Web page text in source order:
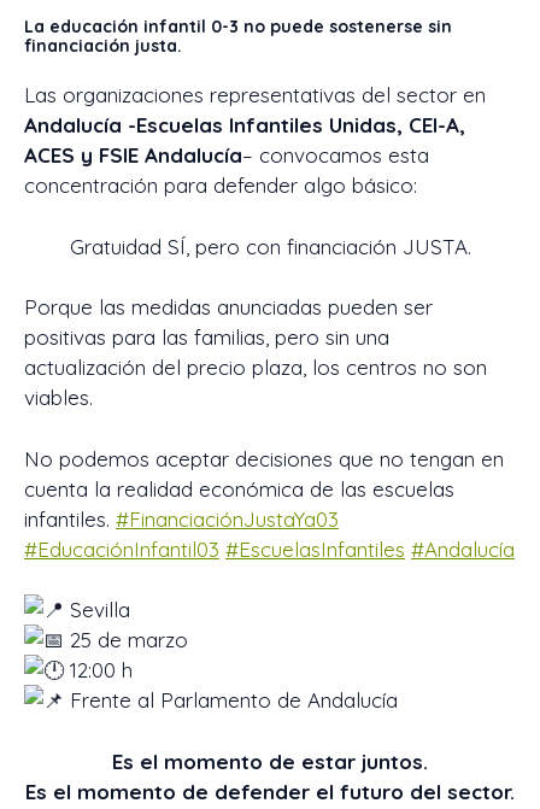
La educación infantil 0-3 no puede sostenerse sin
financiación justa.
Las organizaciones representativas del sector en
Andalucía -Escuelas Infantiles Unidas, CEI-A,
ACES y FSIE Andalucía– convocamos esta
concentración para defender algo básico:
Gratuidad SÍ, pero con financiación JUSTA.
Porque las medidas anunciadas pueden ser
positivas para las familias, pero sin una
actualización del precio plaza, los centros no son
viables.
No podemos aceptar decisiones que no tengan en
cuenta la realidad económica de las escuelas
infantiles. #FinanciaciónJustaYa03
#EducaciónInfantil03 #EscuelasInfantiles #Andalucía
Sevilla
25 de marzo
12:00 h
Frente al Parlamento de Andalucía
Es el momento de estar juntos.
Es el momento de defender el futuro del sector.